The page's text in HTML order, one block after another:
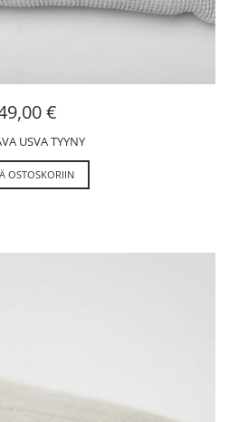
€
USVA TYYNY
OSTOSKORIIN